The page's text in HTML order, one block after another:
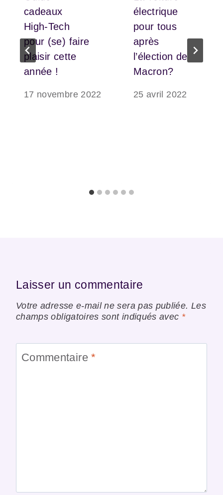
cadeaux
High-Tech
pour (se) faire
plaisir cette
année !
17 novembre 2022
électrique
pour tous
après
l’élection de
Macron?
25 avril 2022
Laisser un commentaire
Votre adresse e-mail ne sera pas publiée. Les
champs obligatoires sont indiqués avec *
Commentaire*